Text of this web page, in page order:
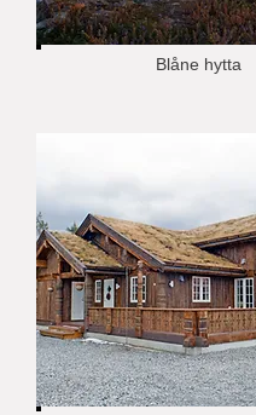
Blåne hytta